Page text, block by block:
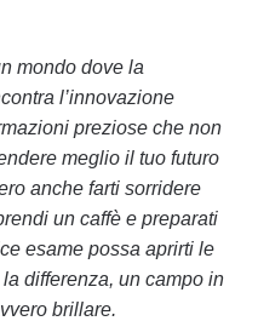
mondo dove la
l’innovazione
preziose che non
meglio il tuo futuro
anche farti sorridere
un caffè e preparati
esame possa aprirti le
differenza, un campo in
brillare.